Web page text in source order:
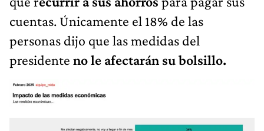
cuentas. Únicamente el 18% de las
personas dijo que las medidas del
presidente no le afectarán su bolsillo.